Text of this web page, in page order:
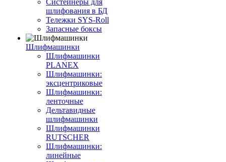
Систейнеры для
шлифования в БД
Тележки SYS-Roll
Запасные боксы
Шлифмашинки
Шлифмашинки
PLANEX
Шлифмашинки:
эксцентриковые
Шлифмашинки:
ленточные
Дельтавидные
шлифмашинки
Шлифмашинки
RUTSCHER
Шлифмашинки:
линейные